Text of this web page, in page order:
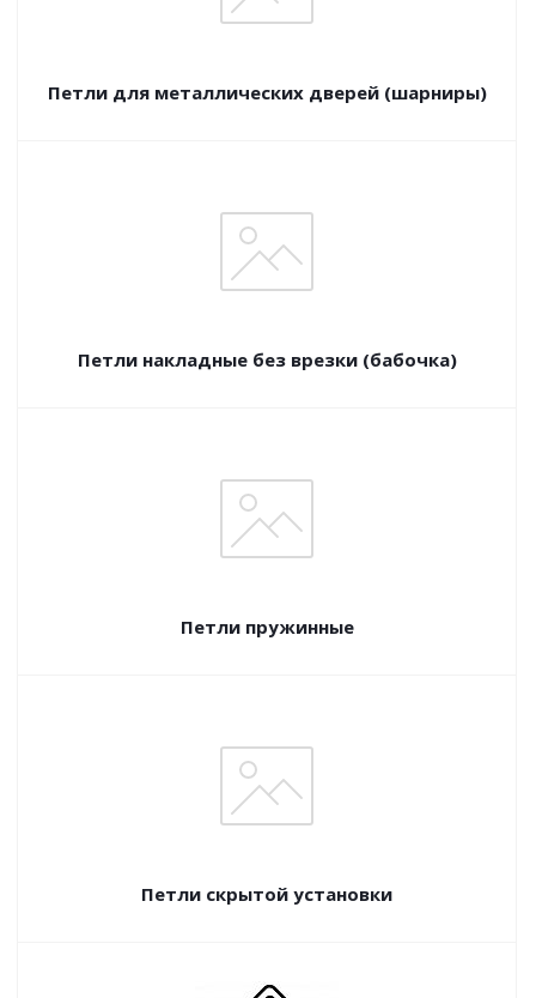
Петли для металлических дверей (шарниры)
Петли накладные без врезки (бабочка)
Петли пружинные
Петли скрытой установки